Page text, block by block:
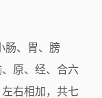
肠、胃、膀
原、经、合六
右相加，共七